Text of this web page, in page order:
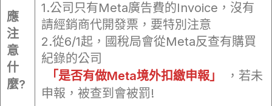
應
注
意
什
麼?
1.公司只有Meta廣告費的Invoice，沒有
請經銷商代開發票，要特別注意
2.從6/1起，國稅局會從Meta反查有購買
紀錄的公司
「是否有做Meta境外扣繳申報」
，若未
申報，被查到會被罰!